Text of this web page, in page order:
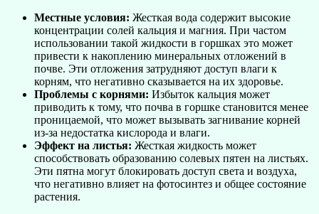
Местные условия: Жесткая вода содержит высокие
концентрации солей кальция и магния. При частом
использовании такой жидкости в горшках это может
привести к накоплению минеральных отложений в
почве. Эти отложения затрудняют доступ влаги к
корням, что негативно сказывается на их здоровье.
Проблемы с корнями: Избыток кальция может
приводить к тому, что почва в горшке становится менее
проницаемой, что может вызывать загнивание корней
из-за недостатка кислорода и влаги.
Эффект на листья: Жесткая жидкость может
способствовать образованию солевых пятен на листьях.
Эти пятна могут блокировать доступ света и воздуха,
что негативно влияет на фотосинтез и общее состояние
растения.